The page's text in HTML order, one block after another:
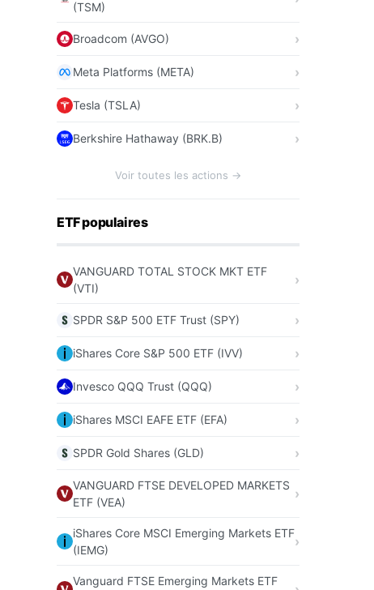
(TSM)
Broadcom (AVGO)
Meta Platforms (META)
Tesla (TSLA)
Berkshire Hathaway (BRK.B)
Voir toutes les actions →
ETF populaires
VANGUARD TOTAL STOCK MKT ETF
(VTI)
SPDR S&P 500 ETF Trust (SPY)
iShares Core S&P 500 ETF (IVV)
Invesco QQQ Trust (QQQ)
iShares MSCI EAFE ETF (EFA)
SPDR Gold Shares (GLD)
VANGUARD FTSE DEVELOPED MARKETS
ETF (VEA)
iShares Core MSCI Emerging Markets ETF
(IEMG)
Vanguard FTSE Emerging Markets ETF